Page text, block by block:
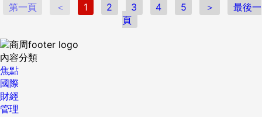
第一頁 ＜ 1 2 3 4 5 ＞
最後一
頁
內容分類
焦點
國際
財經
管理